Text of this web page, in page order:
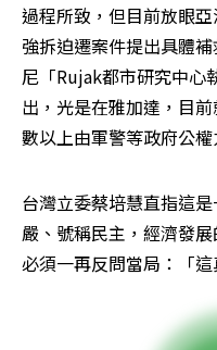
過程所致，但目前放眼
強拆迫遷案件提出具體
尼「Rujak都市研究中心
出，光是在雅加達，目
數以上由軍警等政府公
台灣立委蔡培慧直指這
嚴、號稱民主，經濟發
必須一再反問當局：「這